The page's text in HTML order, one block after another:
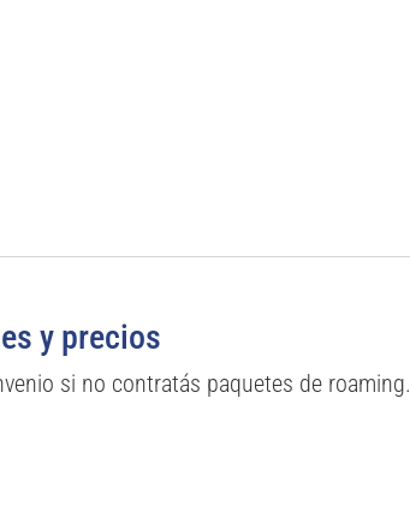
y precios
si no contratás paquetes de roaming.